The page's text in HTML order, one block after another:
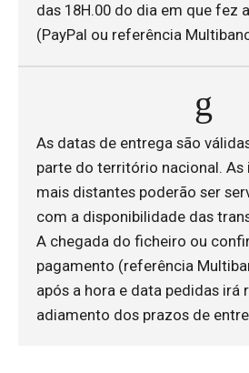
das 18H.00 do dia em que fez
(PayPal ou referência
As datas de entrega são
parte do território nacional. As
mais distantes poderão ser
com a disponibilidade das
A chegada do ficheiro ou
pagamento (referência
após a hora e data pedidas irá
adiamento dos prazos de